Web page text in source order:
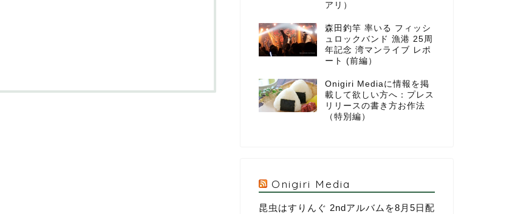
アリ）
森田釣竿 率いる フィッシ
ュロックバンド 漁港 25周
年記念 湾マンライブ レポ
ート (前編）
Onigiri Mediaに情報を掲
載して欲しい方へ：プレス
リリースの書き方お作法
（特別編）
Onigiri Media
昆虫はすりんぐ 2ndアルバムを8月5日配